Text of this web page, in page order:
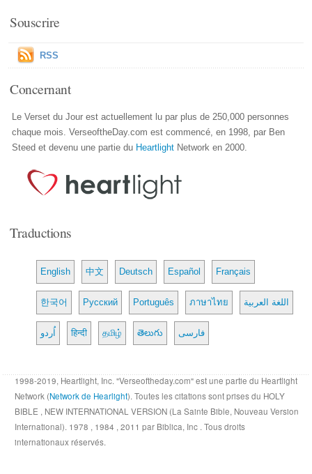
Souscrire
RSS
Concernant
Le Verset du Jour est actuellement lu par plus de 250,000 personnes
chaque mois. VerseoftheDay.com est commencé, en 1998, par Ben
Steed et devenu une partie du Heartlight Network en 2000.
Traductions
English 中文 Deutsch Español Français
한국어 Русский Português ภาษาไทย اللغة العربية
اُردو हिन्दी தமிழ் తెలుగు فارسی
1998-2019, Heartlight, Inc. "Verseoftheday.com" est une partie du Heartlight
Network (Network de Hearlight). Toutes les citations sont prises du HOLY
BIBLE , NEW INTERNATIONAL VERSION (La Sainte Bible, Nouveau Version
International). 1978 , 1984 , 2011 par Biblica, Inc . Tous droits
internationaux réservés.